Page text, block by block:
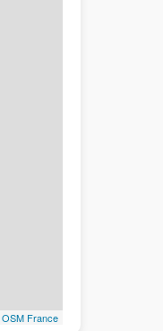
OSM France